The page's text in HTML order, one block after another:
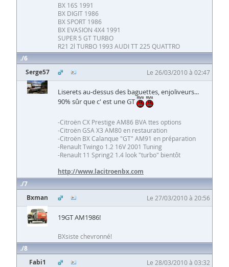
BX 16S 1991
BX DIGIT 1986
BX SPORT 1986
BX EVASION 4X4 1991
SUPER 5 GT TURBO
R21 2l TURBO 1993 AUDI TT 225 QUATTRO
6
Serge57
Le 26/03/2010 à 02:47
Liserets au-dessus des baguettes, enjoliveurs...
90% sûr que c' est une GT
-Citroën CX Prestige AM86 BVA ttes options
-Citroën GSA X3 AM80 en restauration
-Citroën BX Calanque "GT" AM91 en préparation
-Renault Twingo 1.2 16V 2001 Tuning
-Renault 11 Spring2 1.4 look "turbo" bientôt
http://www.lacitroenbx.com
7
Bxman
Le 27/03/2010 à 20:56
19GT AM1986!
BXsiste chevronné!
8
Fabi1
Le 28/03/2010 à 03:32